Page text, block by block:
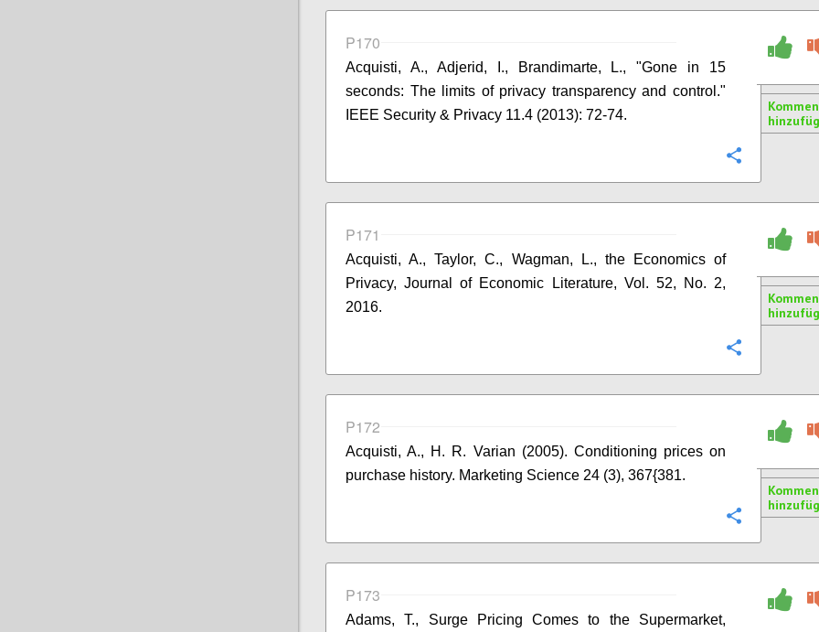
P170
Acquisti, A., Adjerid, I., Brandimarte, L., "Gone in 15
seconds: The limits of privacy transparency and control."
IEEE Security & Privacy 11.4 (2013): 72-74.
P171
Acquisti, A., Taylor, C., Wagman, L., the Economics of
Privacy, Journal of Economic Literature, Vol. 52, No. 2,
2016.
P172
Acquisti, A., H. R. Varian (2005). Conditioning prices on
purchase history. Marketing Science 24 (3), 367{381.
P173
Adams, T., Surge Pricing Comes to the Supermarket,